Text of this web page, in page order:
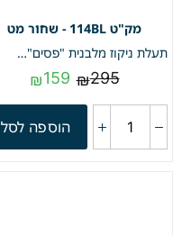
114BL - שחור מט
תעלת ניקוז מלבנית "פסים" | 10/30 | פטנט חסום ריחות וחרקים | שחור מט | מק"ט 114BL
₪295
₪159
הוספה לסל